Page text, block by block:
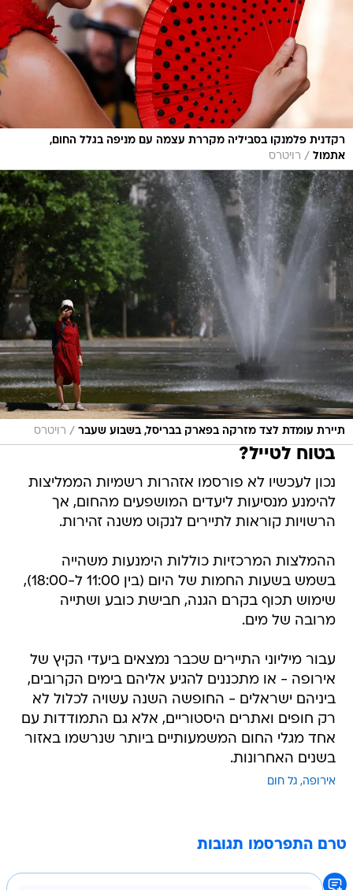
רקדנית פלמנקו בסביליה מקררת עצמה עם מניפה בגלל החום,
אתמול / רויטרס
תיירת עומדת לצד מזרקה בפארק בבריסל, בשבוע שעבר / רויטרס
בטוח לטייל?
נכון לעכשיו לא פורסמו אזהרות רשמיות הממליצות
להימנע מנסיעות ליעדים המושפעים מהחום, אך
הרשויות קוראות לתיירים לנקוט משנה זהירות.
ההמלצות המרכזיות כוללות הימנעות משהייה
בשמש בשעות החמות של היום (בין 11:00 ל-18:00),
שימוש תכוף בקרם הגנה, חבישת כובע ושתייה
מרובה של מים.
עבור מיליוני התיירים שכבר נמצאים ביעדי הקיץ של
אירופה - או מתכננים להגיע אליהם בימים הקרובים,
ביניהם ישראלים - החופשה השנה עשויה לכלול לא
רק חופים ואתרים היסטוריים, אלא גם התמודדות עם
אחד מגלי החום המשמעותיים ביותר שנרשמו באזור
בשנים האחרונות.
אירופה גל חום
טרם התפרסמו תגובות